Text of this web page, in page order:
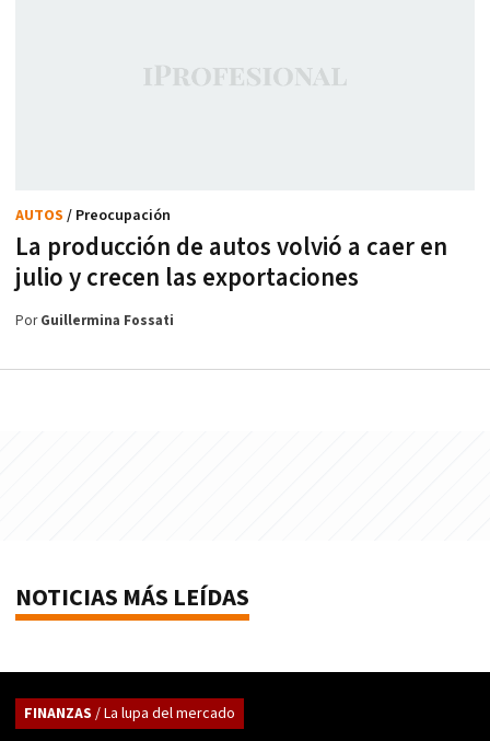
La producción de autos volvió a caer en
julio y crecen las exportaciones
AUTOS / Preocupación
PorGuillermina Fossati
NOTICIAS MÁS LEÍDAS
FINANZAS / La lupa del mercado